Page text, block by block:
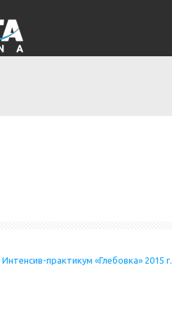
Интенсив-практикум «Глебовка» 2015 г.